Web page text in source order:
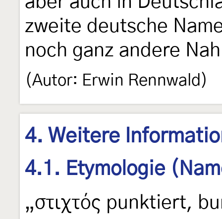
zweite deutsche
noch ganz andere
(Autor: Erwin Rennwald)
4. Weitere
4.1. Etymologie
„στιχτός punktiert,